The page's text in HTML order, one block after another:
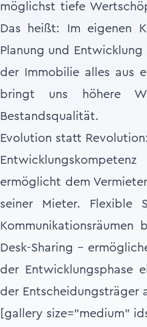
möglichst tiefe
Das heißt: Im eigenen
Planung und
der Immobilie alles aus
bringt uns höhere
Bestandsqualität.
Evolution statt
ermöglicht dem
seiner Mieter. Flexible
Desk-Sharing –
der Entwicklungsphase
der Entscheidungsträger
[gallery size="medium"